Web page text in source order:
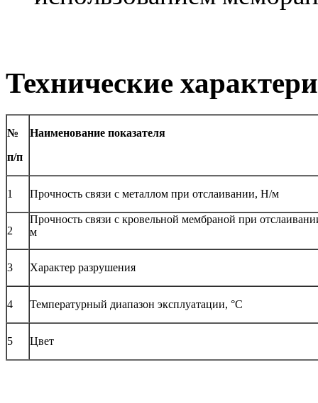
Технические
№
п/п
Наименование показателя
1 Прочность связи с металлом при отслаивании, Н/м
2
Прочность связи с кровельной мембраной при
м
3 Характер разрушения
4 Температурный диапазон эксплуатации, °С
5 Цвет